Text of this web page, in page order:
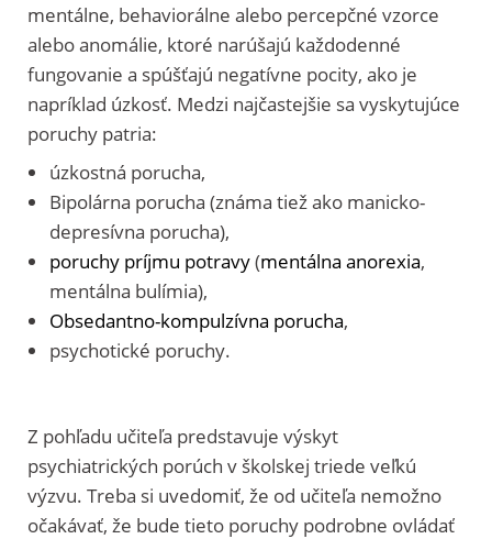
mentálne, behaviorálne alebo percepčné vzorce
alebo anomálie, ktoré narúšajú každodenné
fungovanie a spúšťajú negatívne pocity, ako je
napríklad úzkosť. Medzi najčastejšie sa vyskytujúce
poruchy patria:
úzkostná porucha,
Bipolárna porucha (známa tiež ako manicko-
depresívna porucha),
poruchy príjmu potravy(mentálna anorexia,
mentálna bulímia),
Obsedantno-kompulzívna porucha,
psychotické poruchy.
Z pohľadu učiteľa predstavuje výskyt
psychiatrických porúch v školskej triede veľkú
výzvu. Treba si uvedomiť, že od učiteľa nemožno
očakávať, že bude tieto poruchy podrobne ovládať